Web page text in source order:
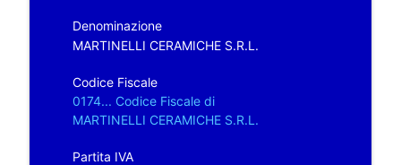
Denominazione
MARTINELLI CERAMICHE S.R.L.
Codice Fiscale
0174... Codice Fiscale di
MARTINELLI CERAMICHE S.R.L.
Partita IVA